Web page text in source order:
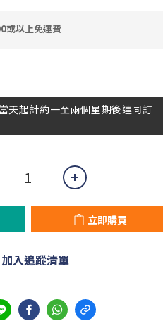
或以上免運費
天起計約一至兩個星期後連同訂
立即購買
加入追蹤清單